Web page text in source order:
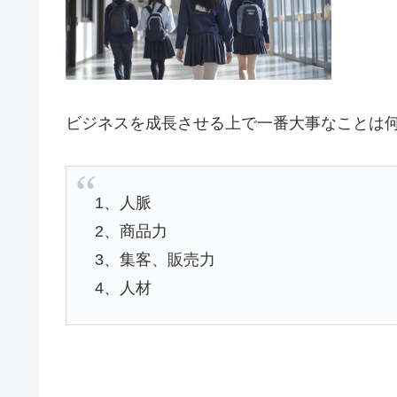
ビジネスを成長させる上で一番大事なことは
1、人脈
2、商品力
3、集客、販売力
4、人材